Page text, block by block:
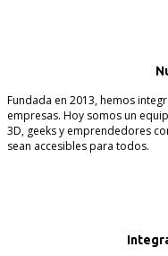
Fundada en 2013, hemos
empresas. Hoy somos un
3D, geeks y emprendedores
sean accesibles para todos.